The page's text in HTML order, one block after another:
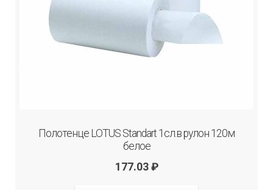
Полотенце LOTUS Standart 1сл.в рулон 120м
белое
177.03 ₽